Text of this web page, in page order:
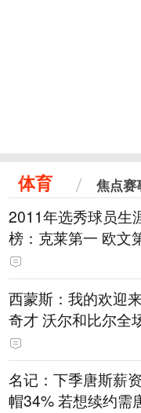
体育 焦点赛
2011年选秀球员生
榜：克莱第一 欧文
西蒙斯：我的欢迎
奇才 沃尔和比尔全
名记：下季唐斯薪
帽34% 若想续约需